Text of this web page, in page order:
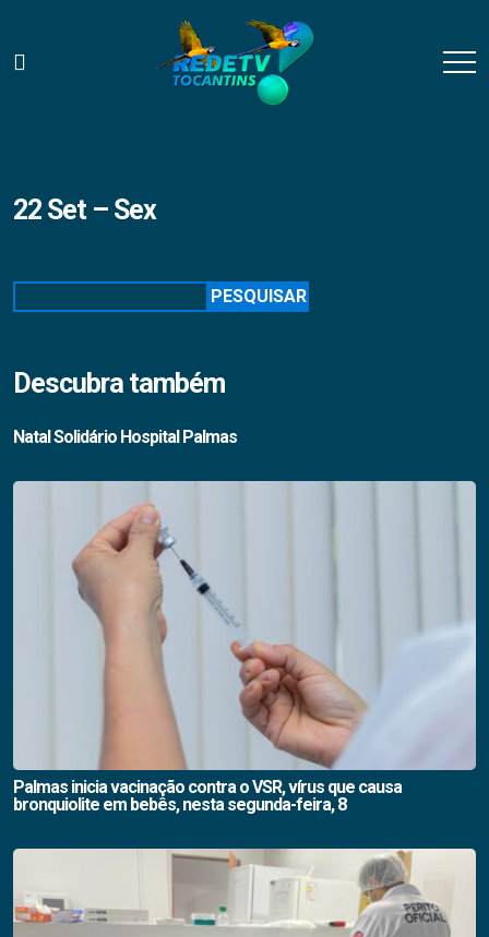
22 Set – Sex
PESQUISAR
Descubra também
Natal Solidário Hospital Palmas
Palmas inicia vacinação contra o VSR, vírus que causa
bronquiolite em bebês, nesta segunda-feira, 8